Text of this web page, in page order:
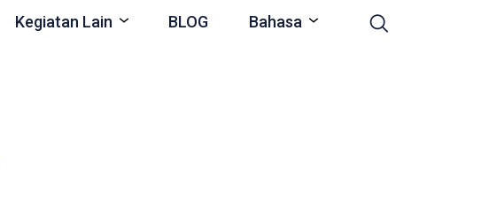
Kegiatan Lain BLOG Bahasa